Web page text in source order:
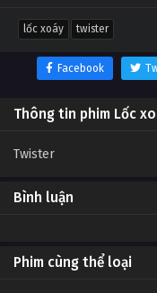
lốc xoáy twister
Facebook
Thông tin phim Lốc
Twister
Bình luận
Phim cùng thể loại